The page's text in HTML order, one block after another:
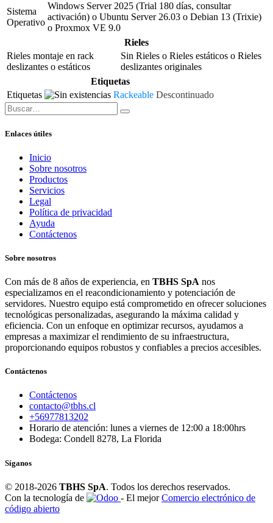
Sistema
Operativo
Windows Server 2025 (Trial 180 días, consultar
activación) o Ubuntu Server 26.03 o Debian 13 (Trixie)
o Proxmox VE 9.0
Rieles
Rieles montaje en rack
deslizantes o estáticos
Sin Rieles o Rieles estáticos o Rieles
deslizantes originales
Etiquetas
Etiquetas
Rackeable Descontinuado
Enlaces útiles
Inicio
Sobre nosotros
Productos
Servicios
Legal
Política de privacidad
Ayuda
Contáctenos
Sobre nosotros
Con más de 8 años de experiencia, en TBHS SpA nos
especializamos en el reacondicionamiento y potenciación de
servidores. Nuestro equipo está comprometido en ofrecer soluciones
tecnológicas personalizadas, asegurando la máxima calidad y
eficiencia. Con un enfoque en optimizar recursos, ayudamos a
empresas a maximizar el rendimiento de su infraestructura,
proporcionando equipos robustos y confiables a precios accesibles.
Contáctenos
Contáctenos
contacto@tbhs.cl
+56977813202
Horario de atención: lunes a viernes de 12:00 a 18:00hrs
Bodega: Condell 8278, La Florida
Síganos
© 2018-2026 TBHS SpA. Todos los derechos reservados.
Con la tecnología de
- El mejorComercio electrónico de
código abierto